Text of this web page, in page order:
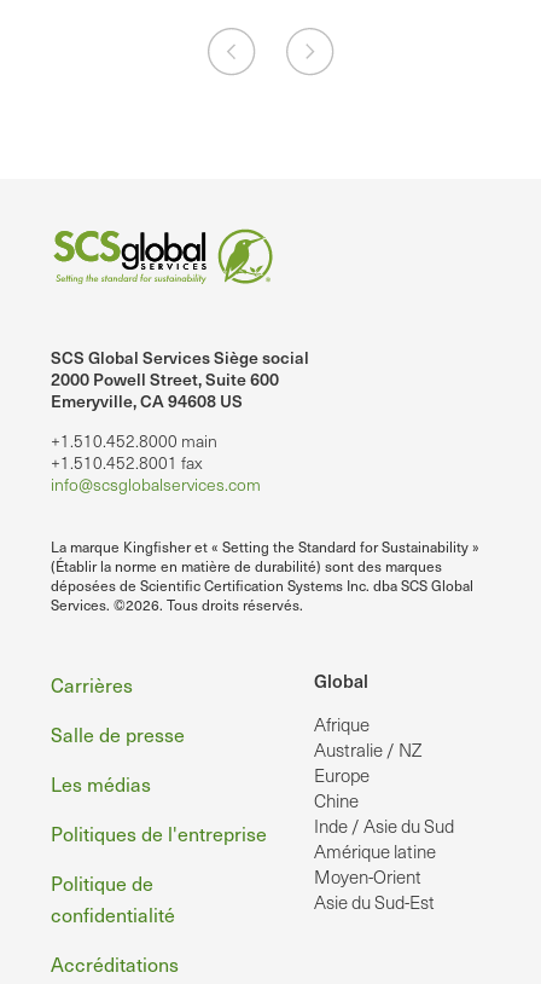
SCS Global Services Siège social
2000 Powell Street, Suite 600
Emeryville, CA 94608 US
+1.510.452.8000 main
+1.510.452.8001 fax
info@scsglobalservices.com
La marque Kingfisher et « Setting the Standard for Sustainability »
(Établir la norme en matière de durabilité) sont des marques
déposées de Scientific Certification Systems Inc. dba SCS Global
Services. ©2026. Tous droits réservés.
Global
Afrique
Australie / NZ
Europe
Chine
Inde / Asie du Sud
Amérique latine
Moyen-Orient
Asie du Sud-Est
Pied
de
page
Carrières
Salle de presse
Les médias
Politiques de l'entreprise
Politique de
confidentialité
Accréditations